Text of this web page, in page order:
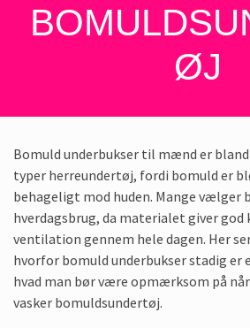
ØJ
Bomuld underbukser til mænd er
typer herreundertøj, fordi bomuld er
behageligt mod huden. Mange vælger
hverdagsbrug, da materialet giver
ventilation gennem hele dagen. Her
hvorfor bomuld underbukser stadig
hvad man bør være opmærksom på
vasker bomuldsundertøj.